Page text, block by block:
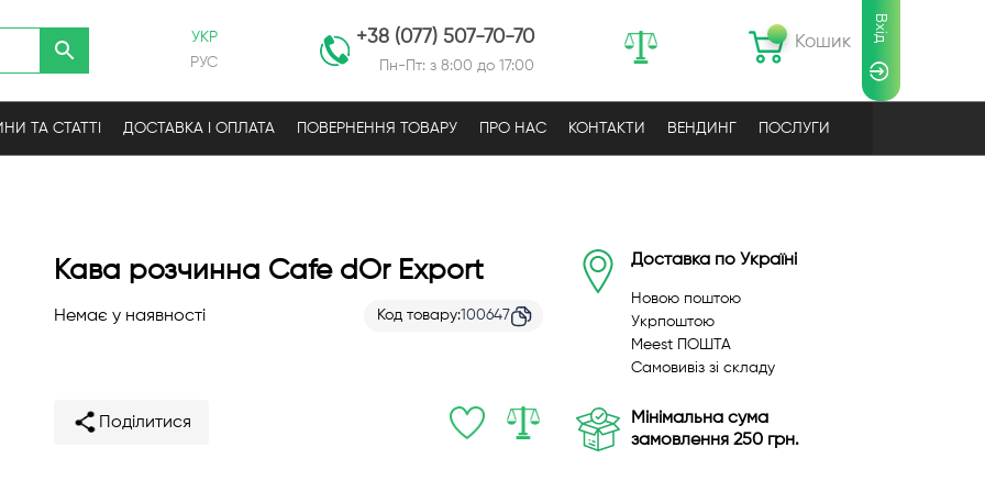
УКР
РУС
+38 (077) 507-70-70
Пн-Пт: з 8:00 до 17:00
Кошик Вхід
ТА СТАТТІ ДОСТАВКА І ОПЛАТА ПОВЕРНЕННЯ ТОВАРУ ПРО НАС КОНТАКТИ ВЕНДИНГ ПОСЛУГИ
Кава розчинна Cafe dOr Export
Немає у наявності Код товару 100647
Поділитися
Доставка по Україні
Новою поштою
Укрпоштою
Meest ПОШТА
Самовивіз зі складу
Мінімальна сума
замовлення 250 грн.